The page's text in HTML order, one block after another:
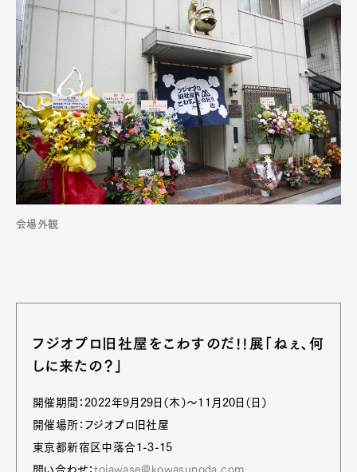
会場外観
フジオプロ旧社屋をこわすのだ!!展「ねぇ、何
しに来たの？」
開催期間：2022年9月29日（木）〜11月20日（日）
開催場所：フジオプロ旧社屋
東京都新宿区中落合1-3-15
問い合わせ：toiawase@kowasunoda.com